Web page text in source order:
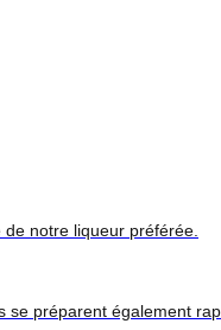
notre liqueur préférée.
préparent également